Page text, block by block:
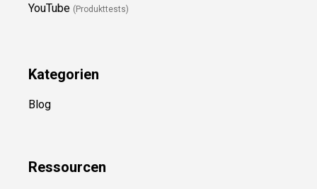
YouTube (Produkttests)
Kategorien
Blog
Ressourcen